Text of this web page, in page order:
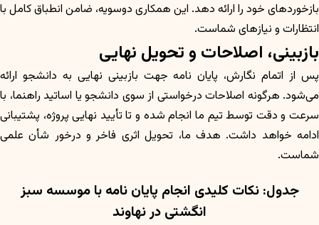
بازخوردهای خود را ارائه دهد. این همکاری دوسویه، ضامن انطباق کامل با
انتظارات و نیازهای شماست.
بازبینی، اصلاحات و تحویل نهایی
پس از اتمام نگارش، پایان نامه جهت بازبینی نهایی به دانشجو ارائه
می‌شود. هرگونه اصلاحات درخواستی از سوی دانشجو یا اساتید راهنما، با
سرعت و دقت توسط تیم ما انجام شده و تا تأیید نهایی پروژه، پشتیبانی
ادامه خواهد داشت. هدف ما، تحویل اثری فاخر و درخور شأن علمی
شماست.
جدول: نکات کلیدی انجام پایان نامه با موسسه سبز
انگشتی در نهاوند